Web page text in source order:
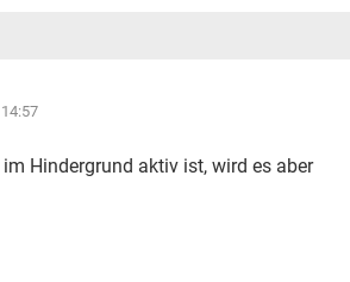
Hindergrund aktiv ist, wird es aber